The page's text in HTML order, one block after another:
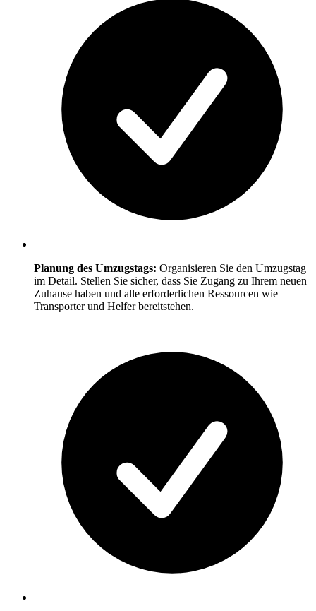
Planung des Umzugstags: Organisieren Sie den Umzugstag
im Detail. Stellen Sie sicher, dass Sie Zugang zu Ihrem neuen
Zuhause haben und alle erforderlichen Ressourcen wie
Transporter und Helfer bereitstehen.